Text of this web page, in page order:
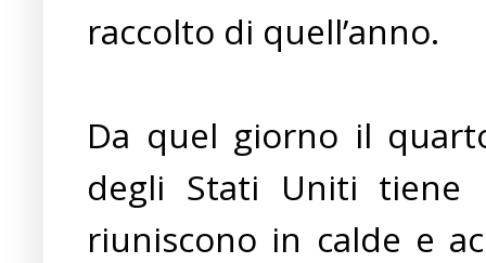
raccolto di quell’anno.
Da quel giorno il
degli Stati Uniti tiene
riuniscono in calde e